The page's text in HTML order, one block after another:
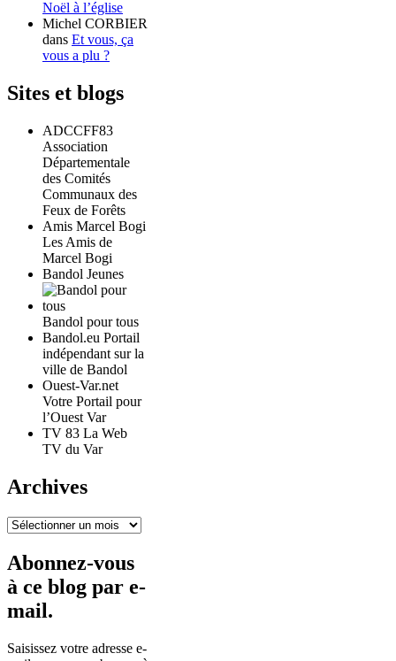
Noël à l’église
Michel CORBIER
dans Et vous, ça
vous a plu ?
Sites et blogs
ADCCFF83
Association
Départementale
des Comités
Communaux des
Feux de Forêts
Amis Marcel Bogi
Les Amis de
Marcel Bogi
Bandol Jeunes
Bandol pour tous
Bandol.eu Portail
indépendant sur la
ville de Bandol
Ouest-Var.net
Votre Portail pour
l’Ouest Var
TV 83 La Web
TV du Var
Archives
Archives
Abonnez-vous
à ce blog par e-
mail.
Saisissez votre adresse e-